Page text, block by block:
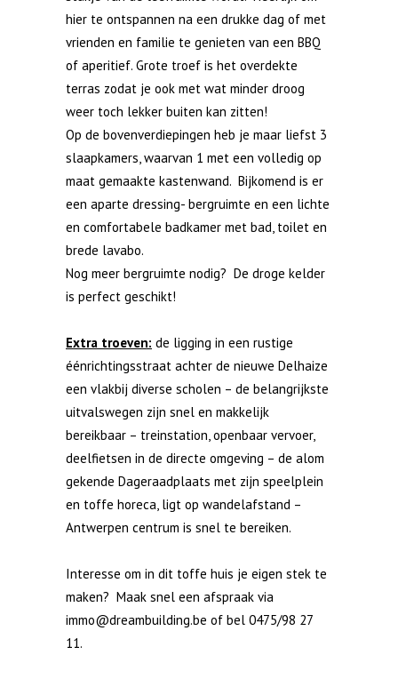
hier te ontspannen na een drukke dag of met
vrienden en familie te genieten van een BBQ
of aperitief. Grote troef is het overdekte
terras zodat je ook met wat minder droog
weer toch lekker buiten kan zitten!
Op de bovenverdiepingen heb je maar liefst 3
slaapkamers, waarvan 1 met een volledig op
maat gemaakte kastenwand. Bijkomend is er
een aparte dressing- bergruimte en een lichte
en comfortabele badkamer met bad, toilet en
brede lavabo.
Nog meer bergruimte nodig? De droge kelder
is perfect geschikt!
Extra troeven: de ligging in een rustige
éénrichtingsstraat achter de nieuwe Delhaize
een vlakbij diverse scholen – de belangrijkste
uitvalswegen zijn snel en makkelijk
bereikbaar – treinstation, openbaar vervoer,
deelfietsen in de directe omgeving – de alom
gekende Dageraadplaats met zijn speelplein
en toffe horeca, ligt op wandelafstand –
Antwerpen centrum is snel te bereiken.
Interesse om in dit toffe huis je eigen stek te
maken? Maak snel een afspraak via
immo@dreambuilding.be of bel 0475/98 27
11.